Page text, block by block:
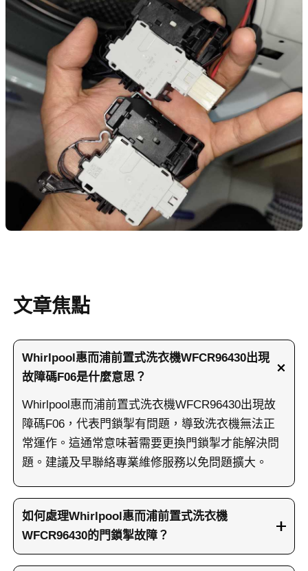
文章焦點
Whirlpool惠而浦前置式洗衣機WFCR96430出現
故障碼F06是什麼意思？
Whirlpool惠而浦前置式洗衣機WFCR96430出現故
障碼F06，代表門鎖掣有問題，導致洗衣機無法正
常運作。這通常意味著需要更換門鎖掣才能解決問
題。建議及早聯絡專業維修服務以免問題擴大。
如何處理Whirlpool惠而浦前置式洗衣機
WFCR96430的門鎖掣故障？
如果您的Whirlpool惠而浦前置式洗衣機